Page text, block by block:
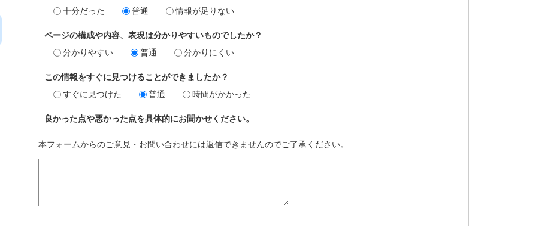
十分だった
普通 情報が足りない
ページの構成や内容、表現は分かりやすいものでしたか？
分かりやすい
普通 分かりにくい
この情報をすぐに見つけることができましたか？
すぐに見つけた
普通 時間がかかった
良かった点や悪かった点を具体的にお聞かせください。
本フォームからのご意見・お問い合わせには返信できませんのでご了承ください。